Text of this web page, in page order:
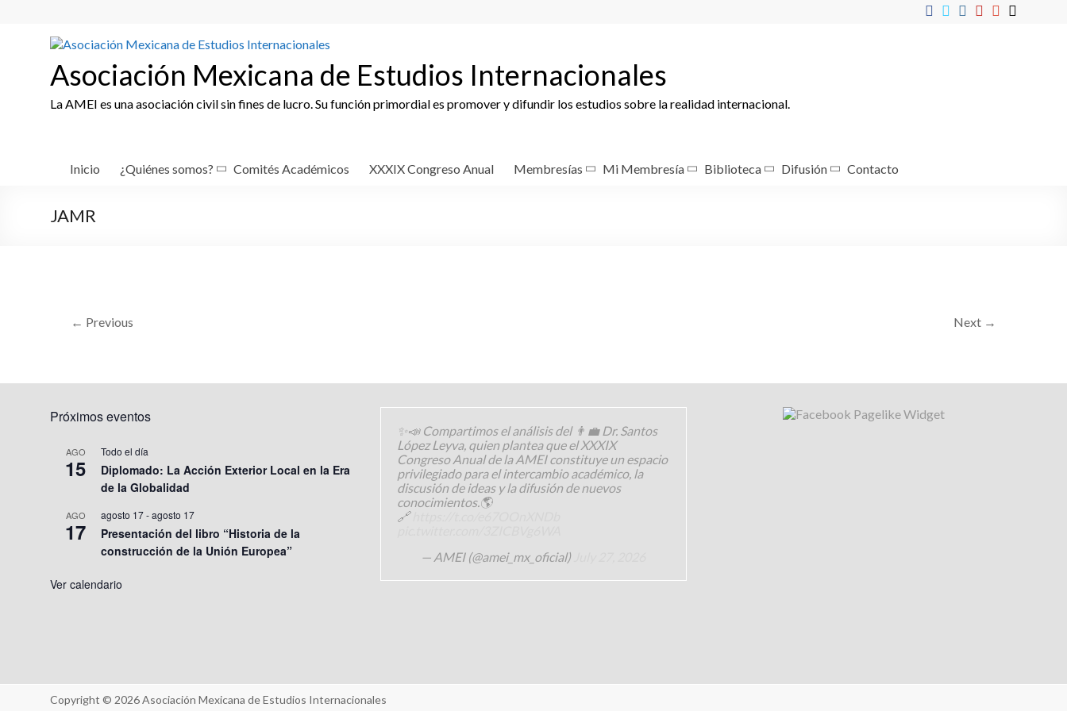
Asociación Mexicana de Estudios Internacionales
La AMEI es una asociación civil sin fines de lucro. Su función primordial es promover y difundir los estudios sobre la realidad internacional.
Inicio ¿Quiénes somos? Comités Académicos XXXIX Congreso Anual Membresías Mi Membresía Biblioteca Difusión Contacto
JAMR
← Previous Next →
Próximos eventos
AGO
15
Todo el día
Diplomado: La Acción Exterior Local en la Era
de la Globalidad
AGO
17
agosto 17-agosto 17
Presentación del libro “Historia de la
construcción de la Unión Europea”
Ver calendario
✨📣 Compartimos el análisis del 👨‍💼 Dr. Santos
López Leyva, quien plantea que el XXXIX
Congreso Anual de la AMEI constituye un espacio
privilegiado para el intercambio académico, la
discusión de ideas y la difusión de nuevos
conocimientos.🌎
🔗
— AMEI (@amei_mx_oficial)
Copyright © 2026Asociación Mexicana de Estudios Internacionales